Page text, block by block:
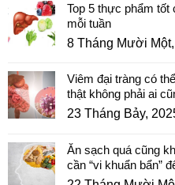
Top 5 thực phẩm tốt
mỗi tuần
8 Tháng Mười
Viêm đại tràng có
thật không phải ai
23 Tháng Bảy,
Ăn sạch quá cũng
cần “vi khuẩn bẩn”